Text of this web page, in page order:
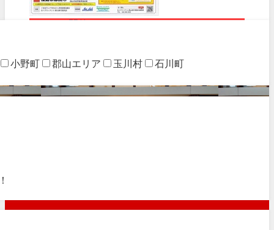
小野町 郡山エリア 玉川村 石川町